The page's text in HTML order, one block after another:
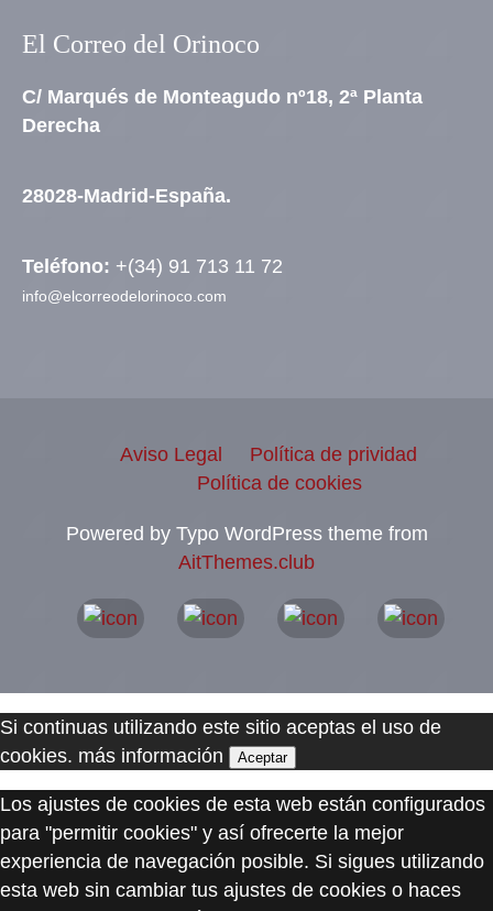
El Correo del Orinoco
C/ Marqués de Monteagudo nº18, 2ª Planta
Derecha
28028-Madrid-España.
Teléfono: +(34) 91 713 11 72
info@elcorreodelorinoco.com
Aviso Legal
Política de prividad
Política de cookies
Powered by Typo WordPress theme from
AitThemes.club
Si continuas utilizando este sitio aceptas el uso de
cookies. más información Aceptar
Los ajustes de cookies de esta web están configurados
para "permitir cookies" y así ofrecerte la mejor
experiencia de navegación posible. Si sigues utilizando
esta web sin cambiar tus ajustes de cookies o haces